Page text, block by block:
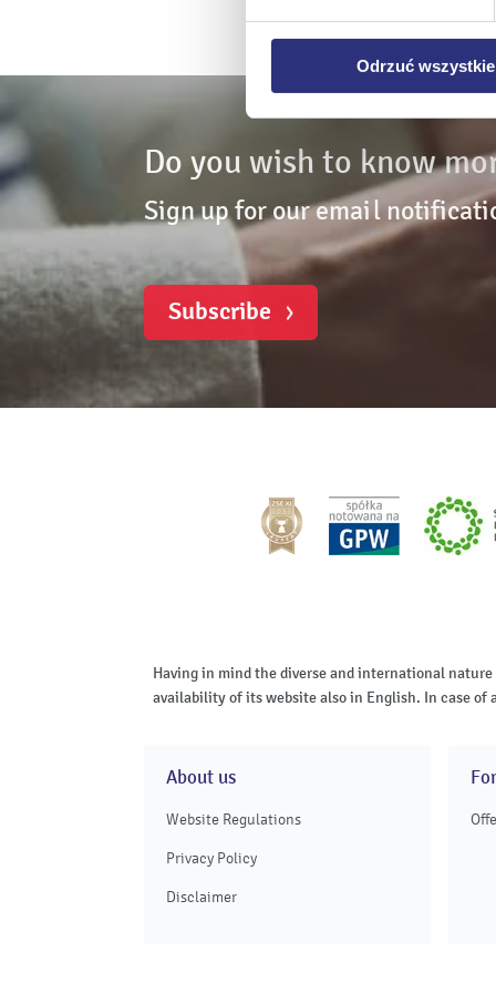
plików cookie niezbędnych
Odrzuć wszystkie
Do you wish to know
Sign up for our email
Subscribe
Having in mind the diverse and international nature
availability of its website also in English. In case of
About us
Website Regulations
Privacy Policy
Disclaimer